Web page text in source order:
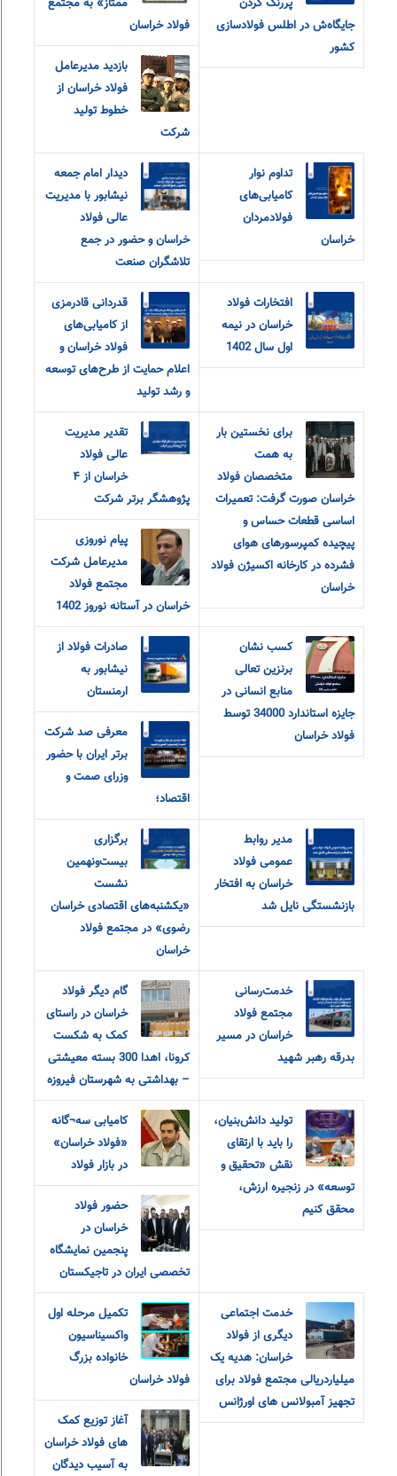
پررنگ کردن
جایگاه‌ش در اطلس فولادسازی
کشور
ممتاز» به مجتمع
فولاد خراسان
بازدید مدیرعامل
فولاد خراسان از
خطوط تولید
شرکت
تداوم نوار
کامیابی‌های
فولادمردان
خراسان
دیدار امام جمعه
نیشابور با مدیریت
عالی فولاد
خراسان و حضور در جمع
تلاشگران صنعت
افتخارات فولاد
خراسان در نیمه
اول سال 1402
قدردانی قادرمزی
از کامیابی‌های
فولاد خراسان و
اعلام حمایت از طرح‌های توسعه
و رشد تولید
برای نخستین بار
به همت
متخصصان فولاد
خراسان صورت گرفت: تعمیرات
اساسی قطعات حساس و
پیچیده کمپرسورهای هوای
فشرده در کارخانه اکسیژن فولاد
خراسان
تقدیر مدیریت
عالی فولاد
خراسان از ۴
پژوهشگر برتر شرکت
پیام نوروزی
مدیرعامل شرکت
مجتمع فولاد
خراسان در آستانه نوروز 1402
کسب نشان
برنزین تعالی
منابع انسانی در
جایزه استاندارد 34000 توسط
فولاد خراسان
صادرات فولاد از
نیشابور به
ارمنستان
معرفی صد شرکت
برتر ایران با حضور
وزرای صمت و
اقتصاد؛
مدیر روابط
عمومی فولاد
خراسان به افتخار
بازنشستگی نایل شد
برگزاری
بیست‌ونهمین
نشست
«یکشنبه‌های اقتصادی خراسان
رضوی» در مجتمع فولاد
خراسان
خدمت‌رسانی
مجتمع فولاد
خراسان در مسیر
بدرقه رهبر شهید
گام دیگر فولاد
خراسان در راستای
کمک به شکست
کرونا، اهدا 300 بسته معیشتی
– بهداشتی به شهرستان فیروزه
تولید دانش‌بنیان،
را باید با ارتقای
نقش «تحقیق و‌
توسعه» در زنجیره ارزش،
محقق کنیم
کامیابی سه¬گانه
«فولاد خراسان»
در بازار فولاد
حضور فولاد
خراسان در
پنجمین نمایشگاه
تخصصی ایران در تاجیکستان
خدمت اجتماعی
دیگری از فولاد
خراسان: هدیه یک
میلیاردریالی مجتمع فولاد برای
تجهیز آمبولانس های اورژانس
تکمیل مرحله اول
واکسیناسیون
خانواده بزرگ
فولاد خراسان
آغاز توزیع کمک
های فولاد خراسان
به آسيب ديدگان